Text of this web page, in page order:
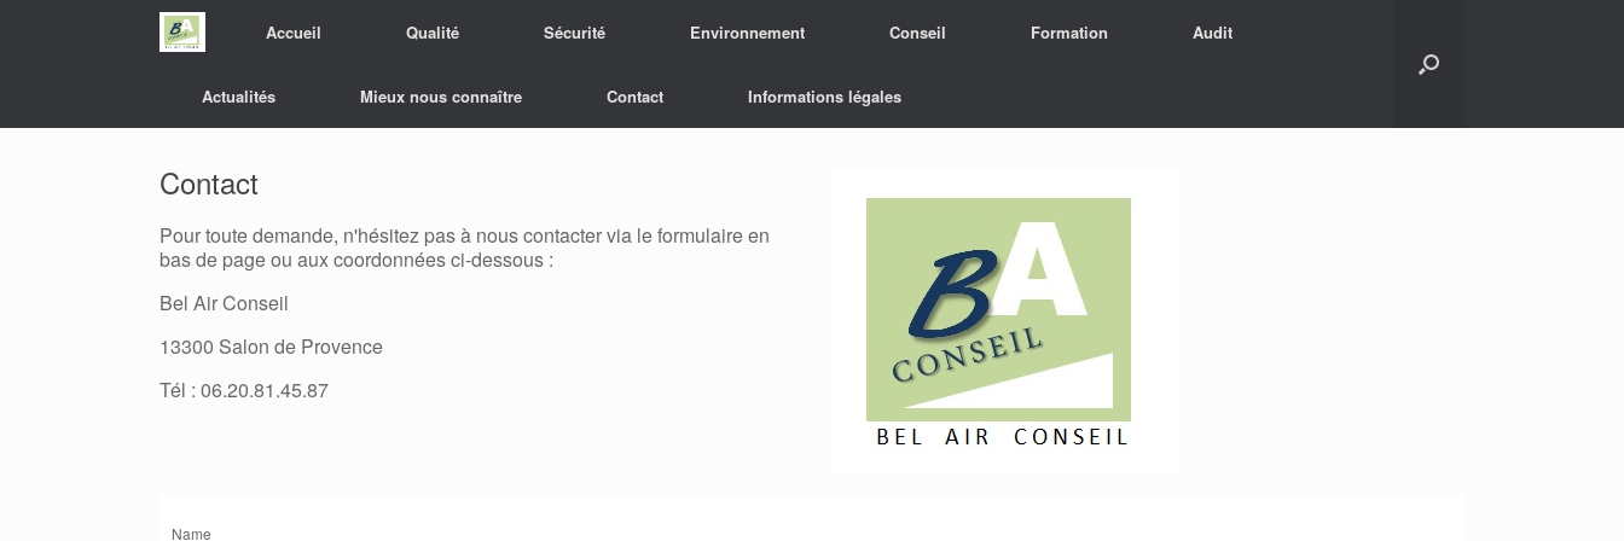
Accueil Qualité Sécurité Environnement Conseil Formation Audit
Actualités Mieux nous connaître Contact Informations légales
Contact
Pour toute demande, n'hésitez pas à nous contacter via le formulaire en
bas de page ou aux coordonnées ci-dessous :
Bel Air Conseil
13300 Salon de Provence
Tél : 06.20.81.45.87
Name